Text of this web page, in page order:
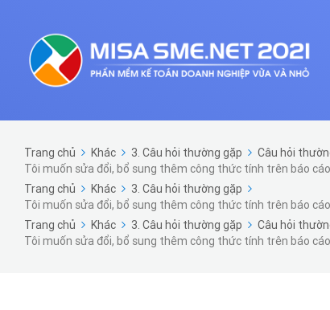
Trang chủ Khác 3. Câu hỏi thường gặp
Câu hỏi
Tôi muốn sửa đổi, bổ sung thêm công thức tính trên báo
Trang chủ
Khác
3. Câu hỏi thường gặp
Tôi muốn sửa đổi, bổ sung thêm công thức tính trên báo
Trang chủ
Khác 3. Câu hỏi thường gặp Câu hỏi
Tôi muốn sửa đổi, bổ sung thêm công thức tính trên báo